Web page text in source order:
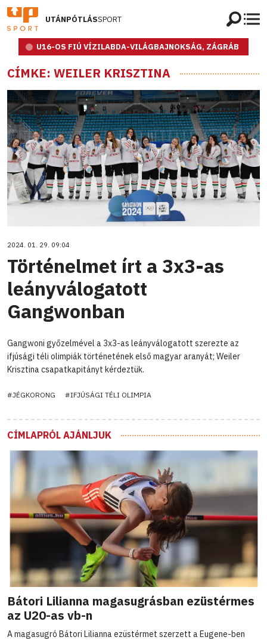
UTÁNPÓTLÁSSPORT
U16-OS FIÚ VÍZILABDA-VILÁGBAJNOKSÁG, ZÁGRÁB
CÍMKE: WEILER KRISZTINA
2024. 01. 29. 09:04
Történelmet írt a 3x3-as
leányválogatott
Gangwonban
Gangwoni győzelmével a 3x3-as leányválogatott szerezte az
ifjúsági téli olimpiák történetének első magyar aranyát; Weiler
Krisztina csapatkapitányt kérdeztük.
#JÉGKORONG #IFJÚSÁGI TÉLI OLIMPIA
CÍMLAPRÓL AJÁNLJUK
Bátori Lilianna magasugrásban ezüstérmes
az U20-as vb-n
A magasugró Bátori Lilianna ezüstérmet szerzett a Eugene-ben